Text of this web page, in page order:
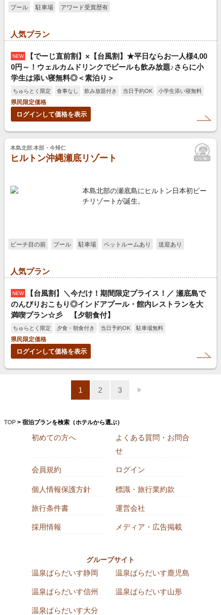
プール 駐車場 アワード受賞歴有
人気プラン
NEW
【でーじ直前割】×【台風割】★平日ならお一人様4,00
0円～！ウェルカムドリンクでビールも飲み放題♪さらに小
学生は添い寝無料◎＜素泊り＞
ちゅらとく限定 食事なし 飲み放題付き 当日予約OK
小学生添い寝無料
県民限定価格
ログインして価格を表示
本島北部:本部・今帰仁
ヒルトン沖縄瀬底リゾート
本島北部の瀬底島にヒルトン日本初ビー
チリゾートが誕生。
ビーチ目の前 プール 駐車場 ペットルームあり 送迎あり
人気プラン
NEW
【台風割】＼今だけ！期間限定プライス！／ 瀬底島で
のんびりおこもり◎インドアプール・館内レストランを大
満喫プラン☆彡 【夕朝食付】
ちゅらとく限定 夕食・朝食付き 当日予約OK
駐車場無料
県民限定価格
ログインして価格を表示
1 2 3
TOP > 宿泊プランを検索（ホテルから選ぶ）
初めての方へ
よくある質問・お問合
せ
会員規約 ログイン
個人情報保護方針 標識・旅行業約款
旅行条件書 運営会社
採用情報 メディア・広告掲載
グループサイト
温泉ぱらだいす静岡 温泉ぱらだいす鹿児島
温泉ぱらだいす信州 温泉ぱらだいす山形
温泉ぱらだいす大分